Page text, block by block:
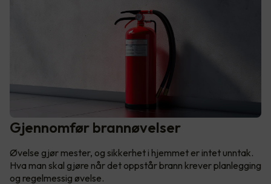
Gjennomfør brannøvelser
Øvelse gjør mester, og sikkerhet i hjemmet er intet unntak.
Hva man skal gjøre når det oppstår brann krever planlegging
og regelmessig øvelse.